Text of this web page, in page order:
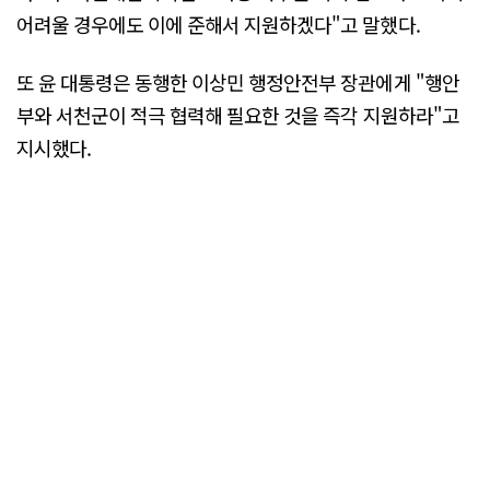
어려울 경우에도 이에 준해서 지원하겠다"고 말했다.
또 윤 대통령은 동행한 이상민 행정안전부 장관에게 "행안
부와 서천군이 적극 협력해 필요한 것을 즉각 지원하라"고
지시했다.